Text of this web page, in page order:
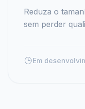
Reduza o
sem perder
Em